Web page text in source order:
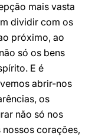
mais vasta
dividir com os
próximo, ao
só os bens
E é
abrir-nos
os
não só nos
corações,